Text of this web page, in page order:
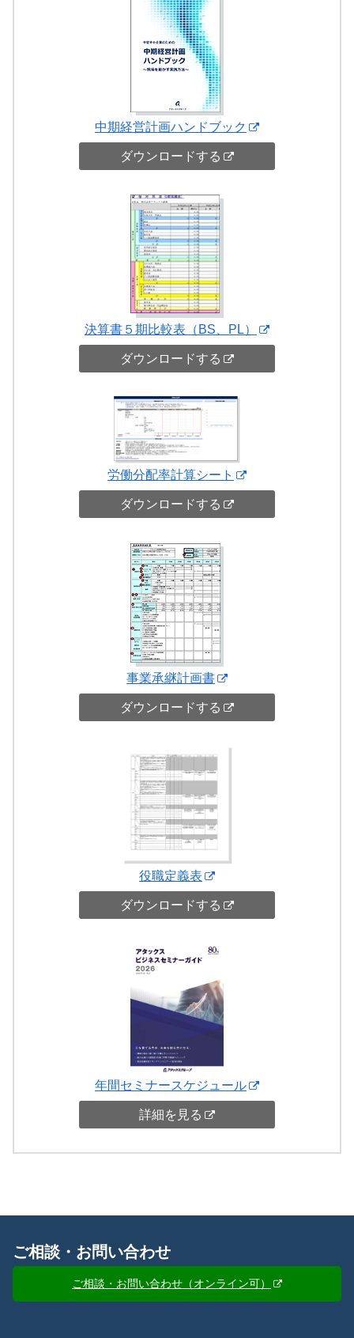
中期経営計画ハンドブック
ダウンロードする
決算書５期比較表（BS、PL）
ダウンロードする
労働分配率計算シート
ダウンロードする
事業承継計画書
ダウンロードする
役職定義表
ダウンロードする
年間セミナースケジュール
詳細を見る
ご相談・お問い合わせ
ご相談・お問い合わせ（オンライン可）